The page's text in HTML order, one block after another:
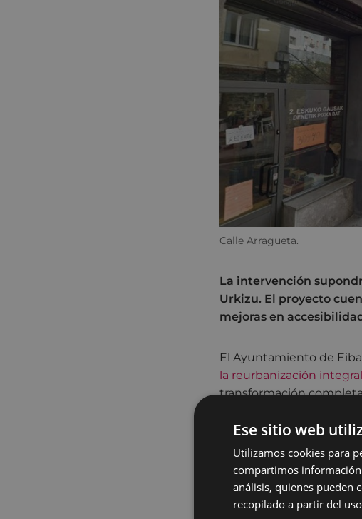
Calle Arragueta.
La intervención
Urkizu. El proyecto
mejoras en
El Ayuntamiento de
la reurbanización
transformación
La primera actuación
adquirido
una remodelación que
extenderá su alcance
Urkizu.
Ese sitio web
Utilizamos cookies para
compartimos
análisis, quienes pueden
recopilado a partir del